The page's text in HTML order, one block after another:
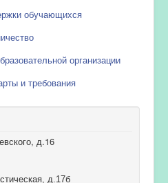
обучающихся
организации
и требования
д.16
д.17б